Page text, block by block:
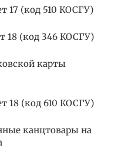
17 (код 510 КОСГУ)
18 (код 346 КОСГУ)
карты
18 (код 610 КОСГУ)
канцтовары на